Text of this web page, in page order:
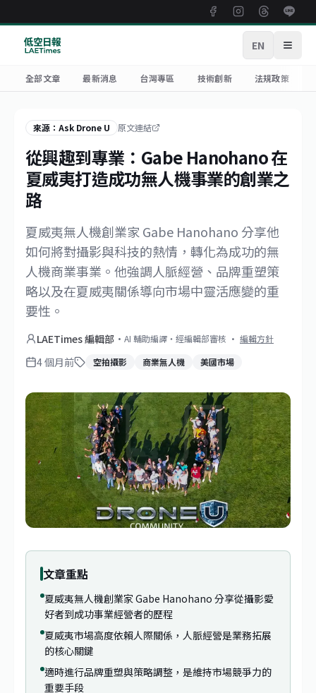
EN 開啟
全部文章 最新消息 台灣專區 技術創新 法規政策
來源：Ask Drone U 原文連結
從興趣到專業：Gabe Hanohano 在
夏威夷打造成功無人機事業的創業之
路
夏威夷無人機創業家 Gabe Hanohano 分享他
如何將對攝影與科技的熱情，轉化為成功的無
人機商業事業。他強調人脈經營、品牌重塑策
略以及在夏威夷關係導向市場中靈活應變的重
要性。
LAETimes 編輯部 · AI 輔助編譯・經編輯部審核 · 編輯方針
4 個月前 空拍攝影 商業無人機 美國市場
文章重點
夏威夷無人機創業家 Gabe Hanohano 分享從攝影愛
好者到成功事業經營者的歷程
夏威夷市場高度依賴人際關係，人脈經營是業務拓展
的核心關鍵
適時進行品牌重塑與策略調整，是維持市場競爭力的
重要手段